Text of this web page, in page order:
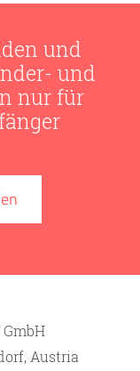
und
und
nur für
Austria